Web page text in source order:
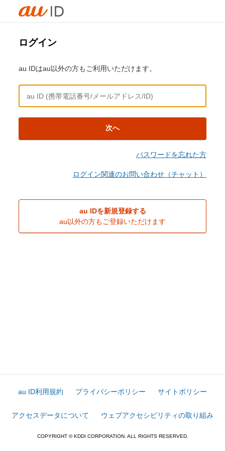
ログイン
au IDはau以外の方もご利用いただけます。
次へ
パスワードを忘れた方
ログイン関連のお問い合わせ（チャット）
au IDを新規登録する
au以外の方もご登録いただけます
au ID利用規約 プライバシーポリシー サイトポリシー
アクセスデータについて ウェブアクセシビリティの取り組み
COPYRIGHT © KDDI CORPORATION. ALL RIGHTS RESERVED.